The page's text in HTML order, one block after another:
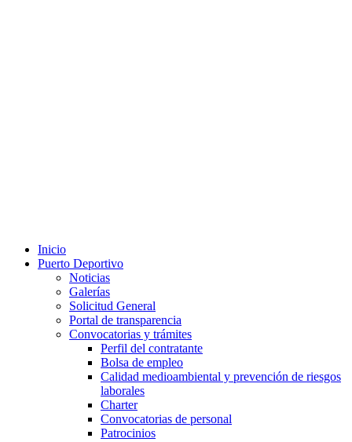
Inicio
Puerto Deportivo
Noticias
Galerías
Solicitud General
Portal de transparencia
Convocatorias y trámites
Perfil del contratante
Bolsa de empleo
Calidad medioambiental y prevención de riesgos
laborales
Charter
Convocatorias de personal
Patrocinios